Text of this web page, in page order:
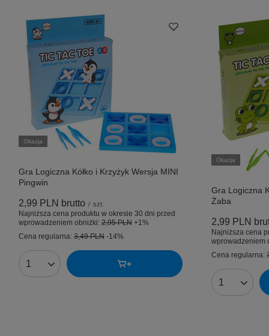
Okazja
Gra Logiczna Kółko i Krzyżyk Wersja MINI
Pingwin
2,99 PLN brutto / szt.
Najniższa cena produktu w okresie 30 dni przed
wprowadzeniem obniżki: 2,95 PLN +1%
Cena regularna: 3,49 PLN -14%
Ilość produktów
Okazja
Gra Logiczna
Żaba
2,99 PLN
Najniższa cena
wprowadzeniem
Cena regularna:
Ilość